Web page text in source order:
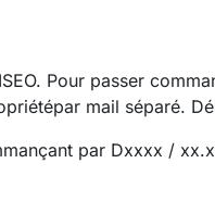
Pour passer
mail séparé.
par Dxxxx /